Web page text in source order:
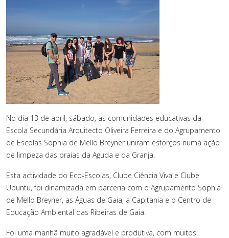
No dia 13 de abril, sábado, as comunidades educativas da
Escola Secundária Arquitecto Oliveira Ferreira e do Agrupamento
de Escolas Sophia de Mello Breyner uniram esforços numa ação
de limpeza das praias da Aguda e da Granja.
Esta actividade do Eco-Escolas, Clube Ciência Viva e Clube
Ubuntu, foi dinamizada em parceria com o Agrupamento Sophia
de Mello Breyner, as Águas de Gaia, a Capitania e o Centro de
Educação Ambiental das Ribeiras de Gaia.
Foi uma manhã muito agradável e produtiva, com muitos